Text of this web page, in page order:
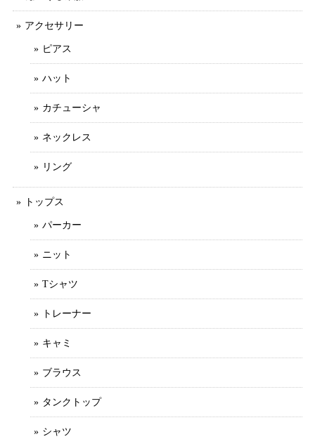
アクセサリー
ピアス
ハット
カチューシャ
ネックレス
リング
トップス
パーカー
ニット
Tシャツ
トレーナー
キャミ
ブラウス
タンクトップ
シャツ